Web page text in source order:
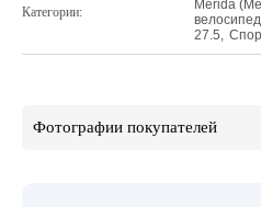
Категории:
Merida
27.5,
Фотографии покупателей